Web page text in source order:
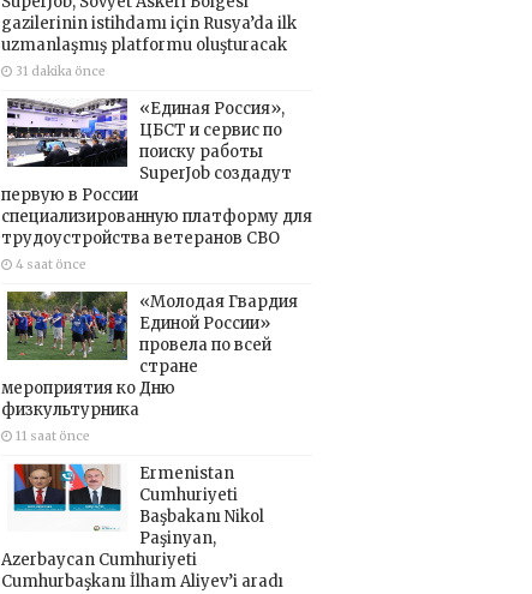
gazilerinin istihdamı için Rusya’da ilk
uzmanlaşmış platformu oluşturacak
31 dakika önce
«Единая Россия»,
ЦБСТ и сервис по
поиску работы
SuperJob создадут
первую в России
специализированную платформу для
трудоустройства ветеранов СВО
4 saat önce
«Молодая Гвардия
Единой России»
провела по всей
стране
мероприятия ко Дню
физкультурника
11 saat önce
Ermenistan
Cumhuriyeti
Başbakanı Nikol
Paşinyan,
Azerbaycan Cumhuriyeti
Cumhurbaşkanı İlham Aliyev’i aradı